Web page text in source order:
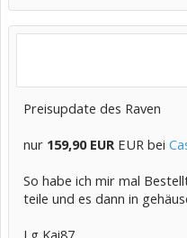
Preisupdate des Raven
nur 159,90 EUR EUR bei
So habe ich mir mal
teile und es dann in
Lg Kai87